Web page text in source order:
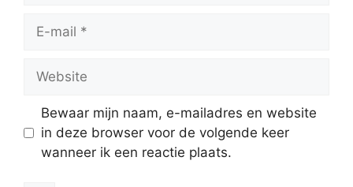
mail
Bewaar mijn naam, e-mailadres en website
in deze browser voor de volgende keer
wanneer ik een reactie plaats.